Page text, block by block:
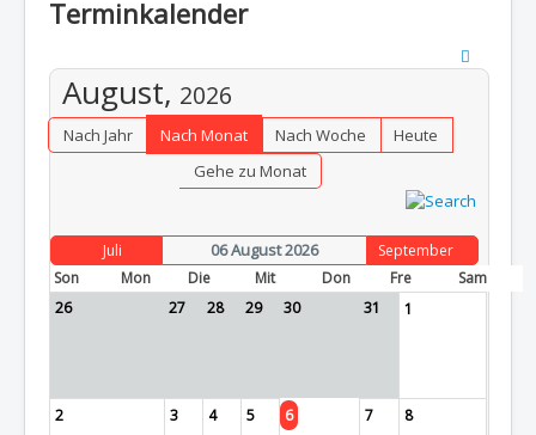
Terminkalender
August, 2026
Nach Jahr Nach Monat Nach Woche
Heute
Gehe zu Monat
Juli 06 August 2026
September
Son
Mon Die Mit Don Fre
Sam
26
27 28 29 30 31 1
2 3 4 5 6 7 8